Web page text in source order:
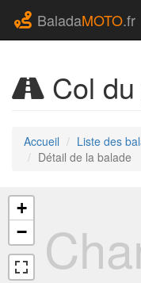
BaladaMOTO.fr
Col
Accueil Liste des
Détail de la balade
+
−